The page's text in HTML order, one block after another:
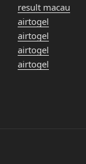
result macau
airtogel
airtogel
airtogel
airtogel